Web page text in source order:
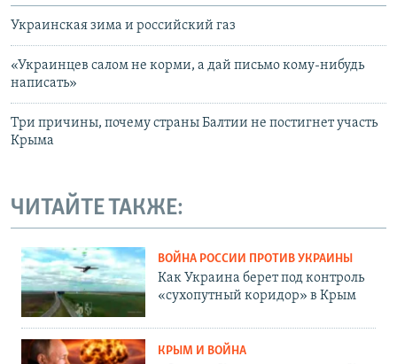
Украинская зима и российский газ
«Украинцев салом не корми, а дай письмо кому-нибудь
написать»
Три причины, почему страны Балтии не постигнет участь
Крыма
ЧИТАЙТЕ ТАКЖЕ:
ВОЙНА РОССИИ ПРОТИВ УКРАИНЫ
Как Украина берет под контроль
«сухопутный коридор» в Крым
КРЫМ И ВОЙНА